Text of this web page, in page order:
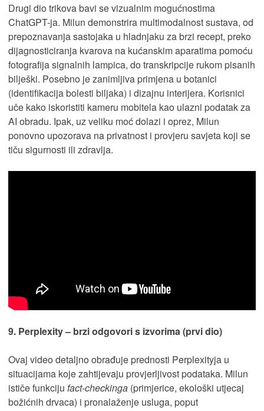
Drugi dio trikova bavi se vizualnim mogućnostima
ChatGPT-ja. Milun demonstrira multimodalnost sustava, od
prepoznavanja sastojaka u hladnjaku za brzi recept, preko
dijagnosticiranja kvarova na kućanskim aparatima pomoću
fotografija signalnih lampica, do transkripcije rukom pisanih
bilješki. Posebno je zanimljiva primjena u botanici
(identifikacija bolesti biljaka) i dizajnu interijera. Korisnici
uče kako iskoristiti kameru mobitela kao ulazni podatak za
AI obradu. Ipak, uz veliku moć dolazi i oprez, Milun
ponovno upozorava na privatnost i provjeru savjeta koji se
tiču sigurnosti ili zdravlja.
9. Perplexity – brzi odgovori s izvorima (prvi dio)
Ovaj video detaljno obrađuje prednosti Perplexityja u
situacijama koje zahtijevaju provjerljivost podataka. Milun
ističe funkciju fact-checkinga (primjerice, ekološki utjecaj
božićnih drvaca) i pronalaženje usluga, poput